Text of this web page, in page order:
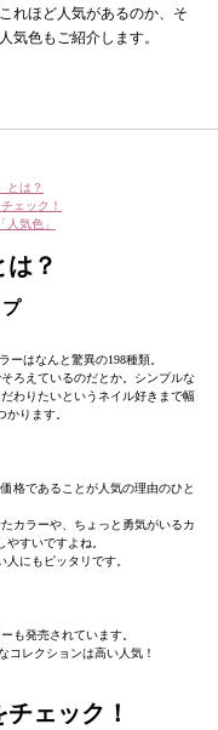
れほど人気があるのか、そ
気色もご紹介します。
とは？
ェック！
気色」
？
はなんと驚異の198種類。
ろえているのだとか。シンプルな
わりたいというネイル好きまで幅
ります。
格であることが人気の理由のひと
カラーや、ちょっと勇気がいるカ
すいですよね。
にもピッタリです。
も発売されています。
コレクションは高い人気！
ェック！